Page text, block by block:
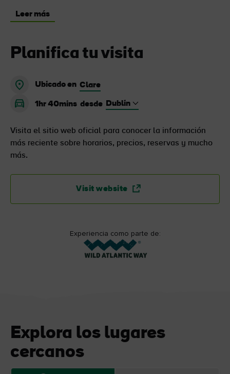
Leer más
Planifica tu visita
Ubicado en Clare
1hr 40mins desde
Visita el sitio web oficial para conocer la información
más reciente sobre horarios, precios, reservas y mucho
más.
Visit website
Experiencia como parte de:
Explora los lugares
cercanos